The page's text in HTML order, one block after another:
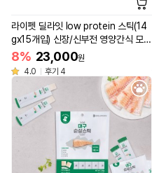
라이펫 딜라잇 low protein 스틱(14
gx15개입) 신장/신부전 영양간식 모아
보기
8% 23,000원
4.0
후기 4